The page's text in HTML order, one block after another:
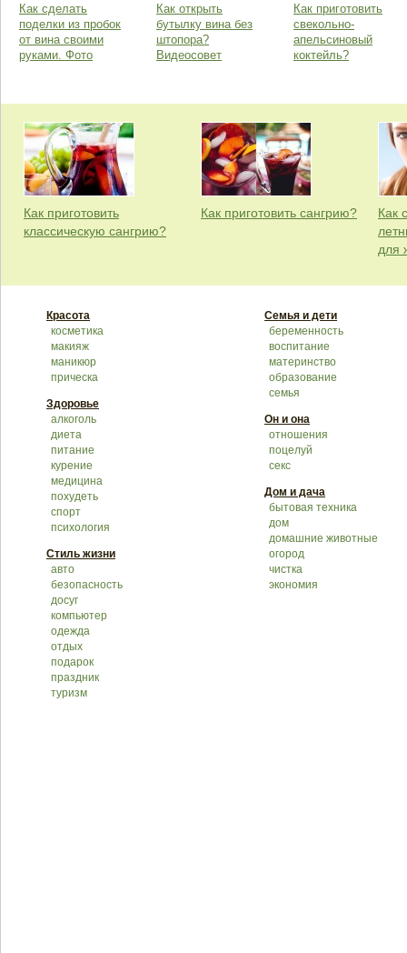
Как сделать
поделки из пробок
от вина своими
руками. Фото
Как открыть
бутылку вина без
штопора?
Видеосовет
Как приготовить
свекольно-
апельсиновый
коктейль?
Как приготовить
классическую сангрию?
Как приготовить сангрию?
Как
для
Красота
косметика
макияж
маникюр
прическа
Здоровье
алкоголь
диета
питание
курение
медицина
похудеть
спорт
психология
Стиль жизни
авто
безопасность
досуг
компьютер
одежда
отдых
подарок
праздник
туризм
Семья и дети
беременность
воспитание
материнство
образование
семья
Он и она
отношения
поцелуй
секс
Дом и дача
бытовая техника
дом
домашние животные
огород
чистка
экономия